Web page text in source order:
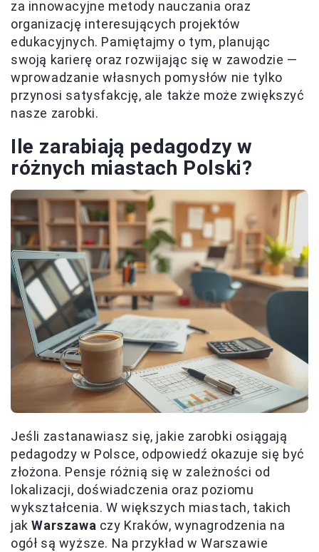
za innowacyjne metody nauczania oraz
organizację interesujących projektów
edukacyjnych. Pamiętajmy o tym, planując
swoją karierę oraz rozwijając się w zawodzie —
wprowadzanie własnych pomysłów nie tylko
przynosi satysfakcję, ale także może zwiększyć
nasze zarobki.
Ile zarabiają pedagodzy w
różnych miastach Polski?
Jeśli zastanawiasz się, jakie zarobki osiągają
pedagodzy w Polsce, odpowiedź okazuje się być
złożona. Pensje różnią się w zależności od
lokalizacji, doświadczenia oraz poziomu
wykształcenia. W większych miastach, takich
jakWarszawa czy Kraków, wynagrodzenia na
ogół są wyższe. Na przykład w Warszawie